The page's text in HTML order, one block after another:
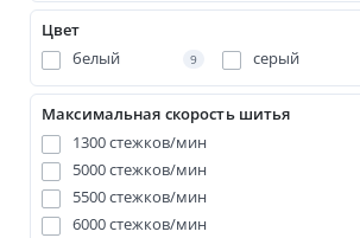
Цвет
белый
9 серый
Максимальная скорость шитья
1300 стежков/мин
5000 стежков/мин
5500 стежков/мин
6000 стежков/мин